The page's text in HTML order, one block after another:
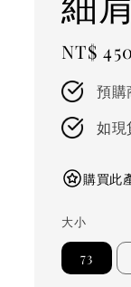
Regular
price
NT$ 450
預購
如現
購買此
大小
73